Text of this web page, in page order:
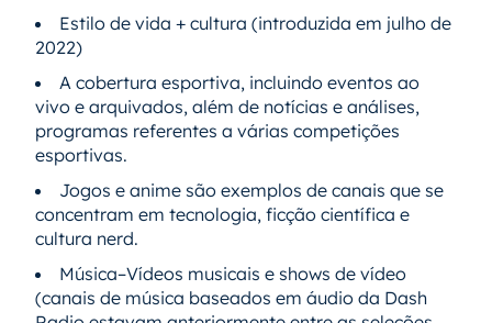
Estilo de vida + cultura (introduzida em julho de
2022)
A cobertura esportiva, incluindo eventos ao
vivo e arquivados, além de notícias e análises,
programas referentes a várias competições
esportivas.
Jogos e anime são exemplos de canais que se
concentram em tecnologia, ficção científica e
cultura nerd.
Música–Vídeos musicais e shows de vídeo
(canais de música baseados em áudio da Dash